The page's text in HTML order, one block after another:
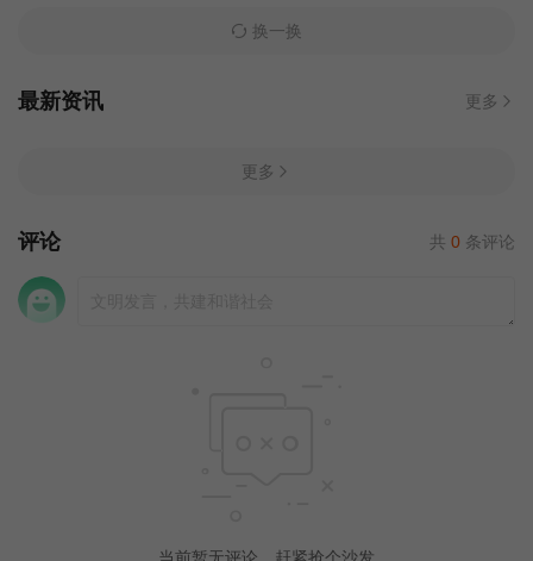
换一换
最新资讯 更多
更多
评论 共 0 条评论
当前暂无评论，赶紧抢个沙发